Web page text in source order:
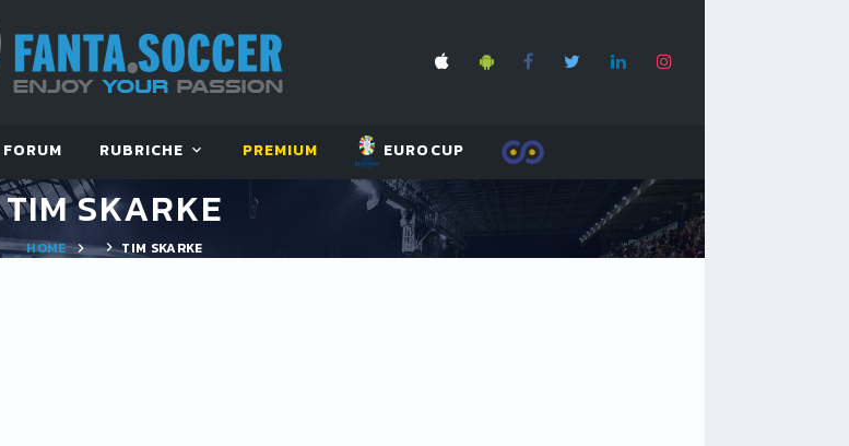
FORUM RUBRICHE PREMIUM EUROCUP
TIM SKARKE
HOME TIM SKARKE